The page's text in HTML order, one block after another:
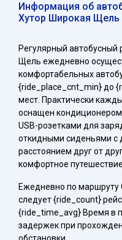
Информация об
Хутор Широкая Щель
Регулярный автобусный
Щель ежедневно
комфортабельных
{ride_place_cnt_min} до
мест. Практически
оснащен
USB-розетками для
откидными сиденьями с
расстоянием друг от
комфортное
Ежедневно по
следует {ride_count}
{ride_time_avg} Время в
задержек при